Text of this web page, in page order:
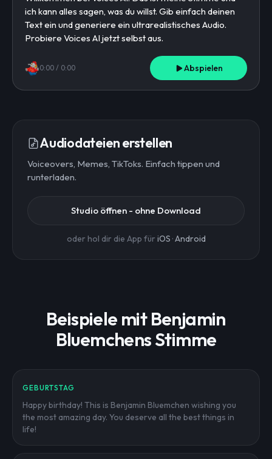
0:00 / 0:00 Abspielen
Audiodateien erstellen
Voiceovers, Memes, TikToks. Einfach tippen und
runterladen.
Studio öffnen - ohne Download
oder hol dir die App für iOS ·Android
Beispiele mit Benjamin
Bluemchens Stimme
GEBURTSTAG
Happy birthday! This is Benjamin Bluemchen wishing you
the most amazing day. You deserve all the best things in
life!